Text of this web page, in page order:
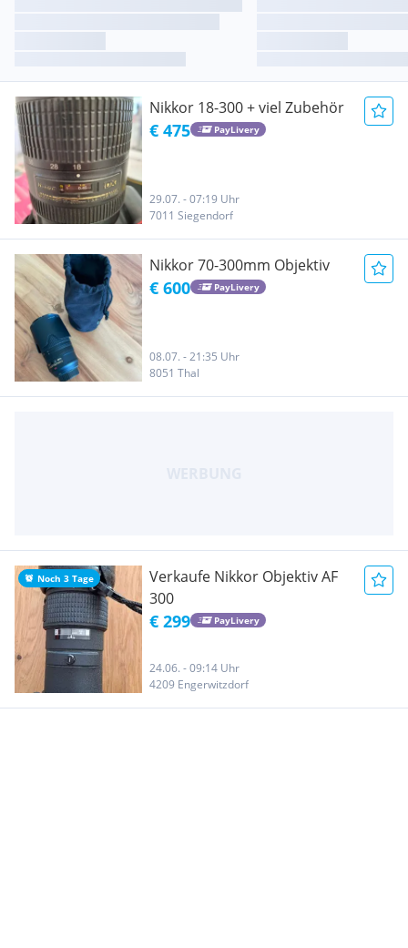
Nikkor 18-300 + viel Zubehör
€ 475 PayLivery
29.07. - 07:19 Uhr
7011 Siegendorf
Nikkor 70-300mm Objektiv
€ 600 PayLivery
08.07. - 21:35 Uhr
8051 Thal
Noch 3 Tage
Verkaufe Nikkor Objektiv AF
300
€ 299 PayLivery
24.06. - 09:14 Uhr
4209 Engerwitzdorf